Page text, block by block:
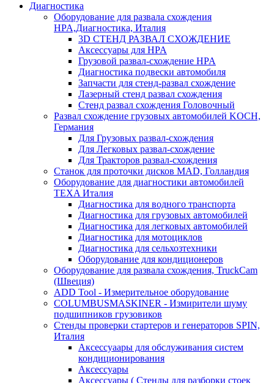
Диагностика
Оборудование для развала схождения
HPA,Диагностика, Италия
3D СТЕНД РАЗВАЛ СХОЖДЕНИЕ
Аксессуары для HPA
Грузовой развал-схождение HPA
Диагностика подвески автомобиля
Запчасти для стенд-развал схождение
Лазерный стенд развал схождения
Стенд развал схождения Головочный
Развал схождение грузовых автомобилей KOCH,
Германия
Для Грузовых развал-схождения
Для Легковых развал-схождение
Для Тракторов развал-схождения
Станок для проточки дисков MAD, Голландия
Оборудование для диагностики автомобилей
TEXA Италия
Диагностика для водного транспорта
Диагностика для грузовых автомобилей
Диагностика для легковых автомобилей
Диагностика для мотоциклов
Диагностика для сельхозтехники
Оборудование для кондиционеров
Оборудование для развала схождения, TruckCam
(Швеция)
ADD Tool - Измерительное оборудование
COLUMBUSMASKINER - Измирители шуму
подшипников грузовиков
Стенды проверки стартеров и генераторов SPIN,
Италия
Аксессуаары для обслуживания систем
кондиционирования
Аксессуары
Аксессуары ( Стенды для разборки стоек